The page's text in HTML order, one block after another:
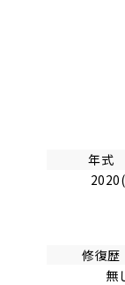
年式
修復歴
無